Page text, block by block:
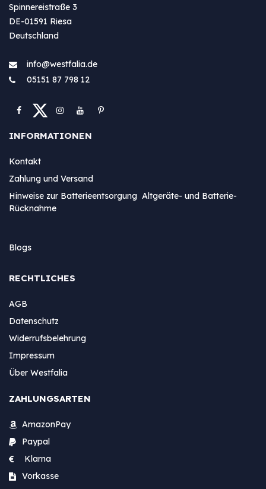
Spinnereistraße 3
DE-01591 Riesa
Deutschland
info@westfa​lia.de
05151 87 798 12
INFORMATIONEN
Kontakt
Zahlung und Versand
Hinweise zur Batterieentsorgung Altgeräte- und Batterie-
Rücknahme
Blogs
RECHTLICHES
AGB
Datenschutz
Widerrufsbelehrung
Impressum
Über Westfalia
ZAHLUNGSARTEN
AmazonPay
Paypal
Klarna
Vorkasse